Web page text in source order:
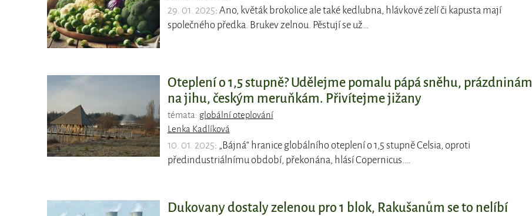
29. 01. 2025: Ano, květák brokolice ale také kedlubna, hlávkové zelí či kapusta mají
společného předka. Brukev zelnou. Pěstují se už…
Oteplení o 1,5 stupně? Udělejme pomalu pápá sněhu, prázdninám
na jihu, českým meruňkám. Přivítejme jižany
témata: globální oteplování
Lenka Kadlíková
10. 01. 2025: „Bájná“ hranice globálního oteplení o 1,5 stupně Celsia, oproti
předindustriálnímu období, překonána, hlásí Copernicus.…
Dukovany dostaly zelenou pro 1 blok, Rakušanům se to nelíbí